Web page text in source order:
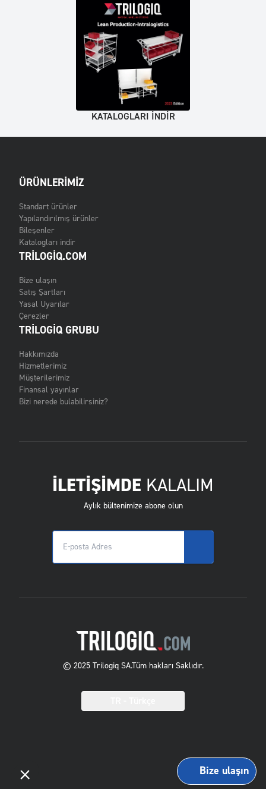
KATALOGLARI INDIR
ÜRÜNLERIMIZ
Standart ürünler
Yapılandırılmış ürünler
Bileşenler
Katalogları indir
TRILOGIQ.COM
Bize ulaşın
Satış Şartları
Yasal Uyarılar
Çerezler
TRILOGIQ GRUBU
Hakkımızda
Hizmetlerimiz
Müşterilerimiz
Finansal yayınlar
Bizi nerede bulabilirsiniz?
İLETİŞİMDE KALALIM
Aylık bültenimize abone olun
© 2025 Trilogiq SA.Tüm hakları Saklıdır.
Bize ulaşın